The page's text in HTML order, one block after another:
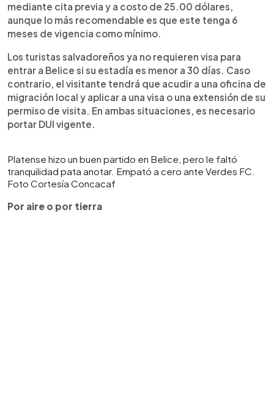
mediante cita previa y a costo de 25.00 dólares,
aunque lo más recomendable es que este tenga 6
meses de vigencia como mínimo.
Los turistas salvadoreños ya no requieren visa para
entrar a Belice si su estadía es menor a 30 días. Caso
contrario, el visitante tendrá que acudir a una oficina de
migración local y aplicar a una visa o una extensión de su
permiso de visita. En ambas situaciones, es necesario
portar DUI vigente.
Platense hizo un buen partido en Belice, pero le faltó
tranquilidad pata anotar. Empató a cero ante Verdes FC.
Foto Cortesía Concacaf
Por aire o por tierra